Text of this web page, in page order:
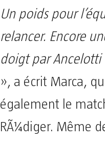
Un poids pour
relancer. Encore
doigt par Ancelotti
», a écrit Marca,
également le
RÃ¼diger. Même